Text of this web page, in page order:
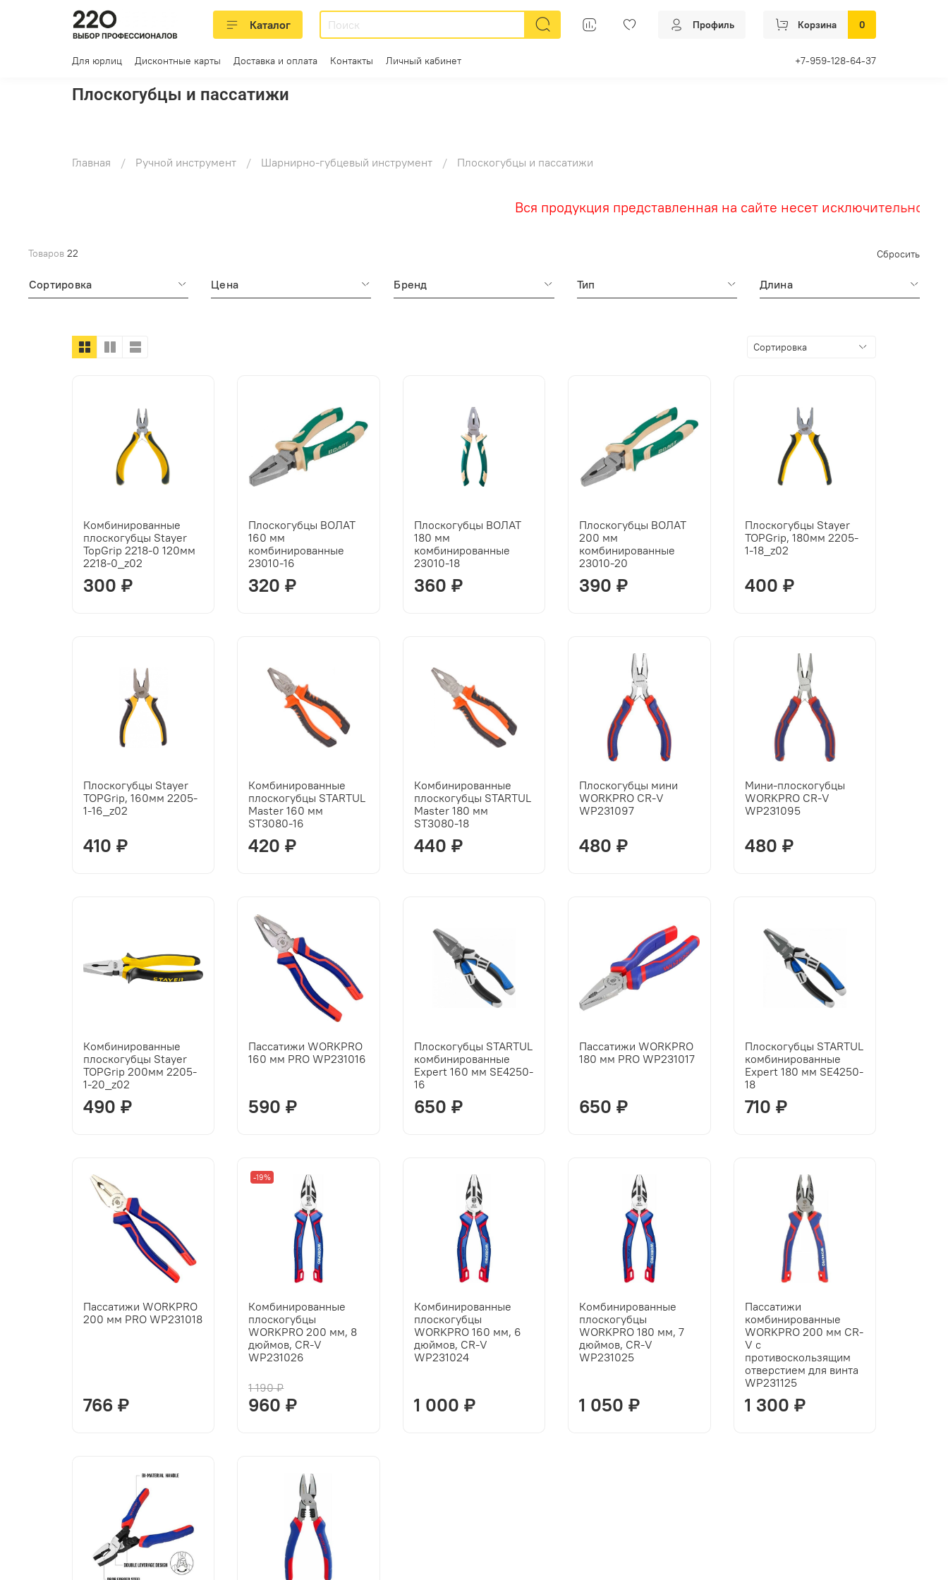
Каталог Профиль Корзина 0
Для юрлиц Дисконтные карты Доставка и оплата Контакты Личный кабинет +7-959-128-64-37
Плоскогубцы и пассатижи
Главная Ручной инструмент Шарнирно-губцевый инструмент Плоскогубцы и пассатижи
Вся продукция представленная на сайте несет исключительно
Товаров 22 Сбросить
Сортировка Цена Бренд Тип Длина
Комбинированные
плоскогубцы Stayer
TopGrip 2218-0 120мм
2218-0_z02
300 ₽
Плоскогубцы ВОЛАТ
160 мм
комбинированные
23010-16
320 ₽
Плоскогубцы ВОЛАТ
180 мм
комбинированные
23010-18
360 ₽
Плоскогубцы ВОЛАТ
200 мм
комбинированные
23010-20
390 ₽
Плоскогубцы Stayer
TOPGrip, 180мм 2205-
1-18_z02
400 ₽
Плоскогубцы Stayer
TOPGrip, 160мм 2205-
1-16_z02
410 ₽
Комбинированные
плоскогубцы STARTUL
Master 160 мм
ST3080-16
420 ₽
Комбинированные
плоскогубцы STARTUL
Master 180 мм
ST3080-18
440 ₽
Плоскогубцы мини
WORKPRO CR-V
WP231097
480 ₽
Мини-плоскогубцы
WORKPRO CR-V
WP231095
480 ₽
Комбинированные
плоскогубцы Stayer
TOPGrip 200мм 2205-
1-20_z02
490 ₽
Пассатижи WORKPRO
160 мм PRO WP231016
590 ₽
Плоскогубцы STARTUL
комбинированные
Expert 160 мм SE4250-
16
650 ₽
Пассатижи WORKPRO
180 мм PRO WP231017
650 ₽
Плоскогубцы STARTUL
комбинированные
Expert 180 мм SE4250-
18
710 ₽
Пассатижи WORKPRO
200 мм PRO WP231018
766 ₽
-19%
Комбинированные
плоскогубцы
WORKPRO 200 мм, 8
дюймов, CR-V
WP231026
1 190 ₽
960 ₽
Комбинированные
плоскогубцы
WORKPRO 160 мм, 6
дюймов, CR-V
WP231024
1 000 ₽
Комбинированные
плоскогубцы
WORKPRO 180 мм, 7
дюймов, CR-V
WP231025
1 050 ₽
Пассатижи
комбинированные
WORKPRO 200 мм CR-
V с
противоскользящим
отверстием для винта
WP231125
1 300 ₽